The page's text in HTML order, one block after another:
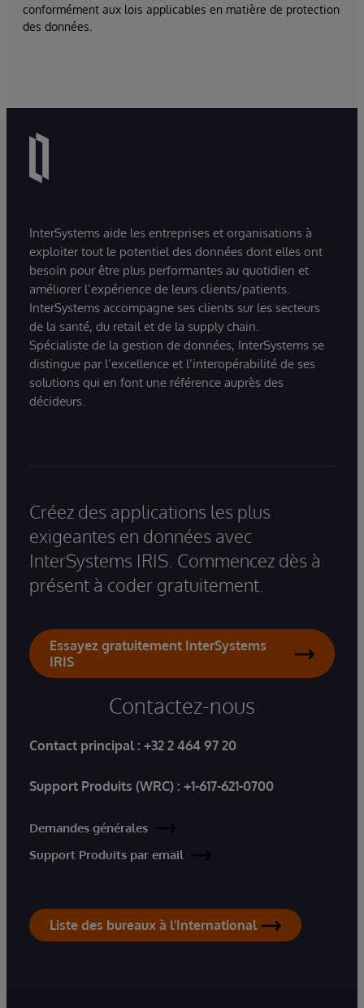
conformément aux lois applicables en matière de protection
des données.
InterSystems aide les entreprises et organisations à
exploiter tout le potentiel des données dont elles ont
besoin pour être plus performantes au quotidien et
améliorer l’expérience de leurs clients/patients.
InterSystems accompagne ses clients sur les secteurs
de la santé, du retail et de la supply chain.
Spécialiste de la gestion de données, InterSystems se
distingue par l’excellence et l’interopérabilité de ses
solutions qui en font une référence auprès des
décideurs.
Créez des applications les plus
exigeantes en données avec
InterSystems IRIS. Commencez dès à
présent à coder gratuitement.
Essayez gratuitement InterSystems
IRIS
Contactez-nous
Contact principal : +32 2 464 97 20
Support Produits (WRC) : +1-617-621-0700
Demandes générales
Support Produits par email
Liste des bureaux à l'International